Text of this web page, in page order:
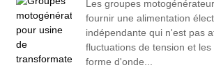
Les groupes
fournir une alimentation
indépendante qui n'est pas
fluctuations de tension et les
forme d'onde...